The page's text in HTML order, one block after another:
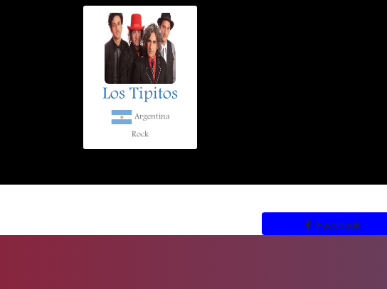
Los Tipitos
Argentina
Rock
Facebook